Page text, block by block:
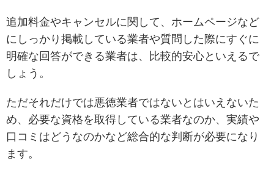
追加料金やキャンセルに関して、ホームページなど
にしっかり掲載している業者や質問した際にすぐに
明確な回答ができる業者は、比較的安心といえるで
しょう。
ただそれだけでは悪徳業者ではないとはいえないた
め、必要な資格を取得している業者なのか、実績や
口コミはどうなのかなど総合的な判断が必要になり
ます。